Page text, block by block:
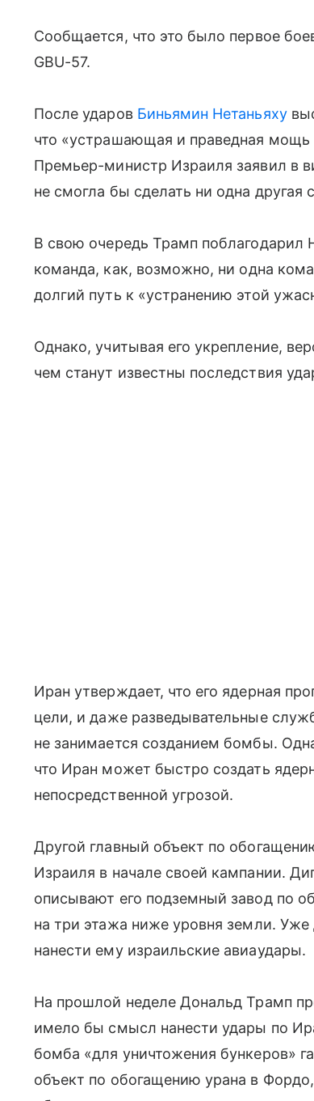
Сообщается, что это было первое
GBU-57.
После ударов Биньямин Нетаньяху
что «устрашающая и праведная
Премьер-министр Израиля заявил в
не смогла бы сделать ни одна другая
В свою очередь Трамп поблагодарил
команда, как, возможно, ни одна
долгий путь к «устранению этой
Однако, учитывая его укрепление,
чем станут известны последствия
Иран утверждает, что его ядерная
цели, и даже разведывательные
не занимается созданием бомбы.
что Иран может быстро создать
непосредственной угрозой.
Другой главный объект по
Израиля в начале своей кампании.
описывают его подземный завод по
на три этажа ниже уровня земли.
нанести ему израильские авиаудары.
На прошлой неделе Дональд Трамп
имело бы смысл нанести удары по
бомба «для уничтожения бункеров»
объект по обогащению урана в